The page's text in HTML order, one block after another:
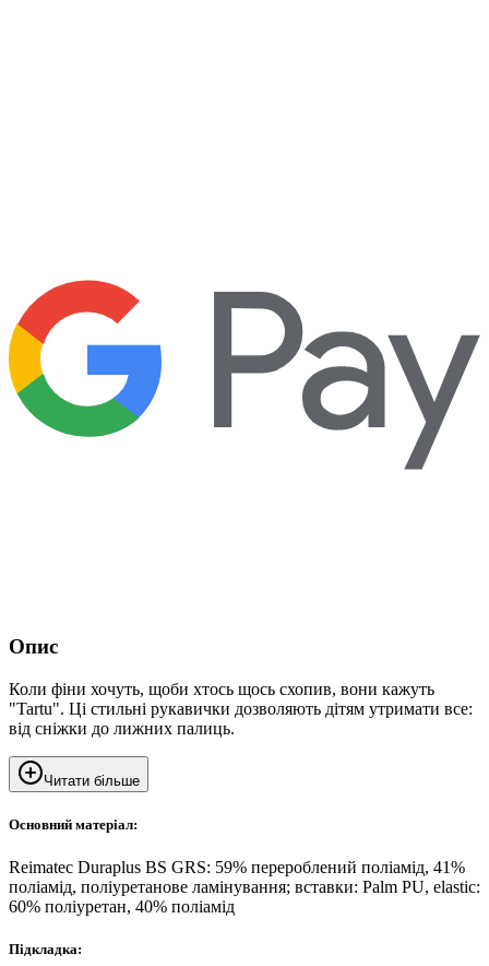
Опис
Коли фіни хочуть, щоби хтось щось схопив, вони кажуть
"Tartu". Ці стильні рукавички дозволяють дітям утримати все:
від сніжки до лижних палиць.
Читати більше
Основний матеріал:
Reimatec Duraplus BS GRS: 59% перероблений поліамід, 41%
поліамід, поліуретанове ламінування; вставки: Palm PU, elastic:
60% поліуретан, 40% поліамід
Підкладка: